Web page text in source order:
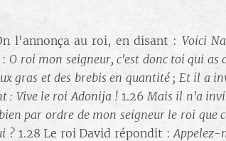
l'annonça au roi, en disant : Voici
:O roi mon seigneur, c'est donc toi qui
gras et des brebis en quantité ; Et il a
: Vive le roi Adonija !1.26Mais il n'a
par ordre de mon seigneur le roi que
? 1.28 Le roi David répondit :Appelez-